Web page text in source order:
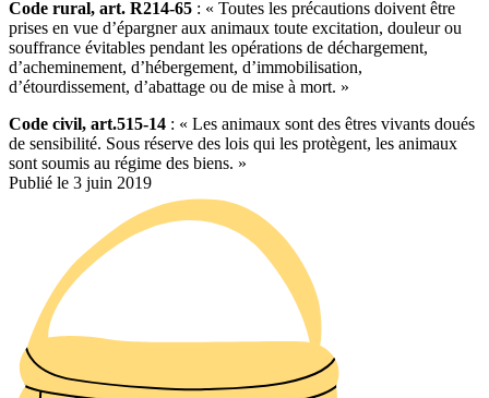
Code rural, art. R214-65 : « Toutes les précautions doivent être
prises en vue d’épargner aux animaux toute excitation, douleur ou
souffrance évitables pendant les opérations de déchargement,
d’acheminement, d’hébergement, d’immobilisation,
d’étourdissement, d’abattage ou de mise à mort. »
Code civil, art.515-14 : « Les animaux sont des êtres vivants doués
de sensibilité. Sous réserve des lois qui les protègent, les animaux
sont soumis au régime des biens. »
Publié le 3 juin 2019